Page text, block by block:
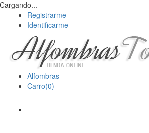
Cargando...
Registrarme
Identificarme
Alfombras
Carro(0)